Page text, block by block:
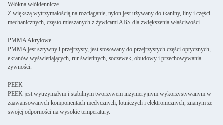
Włókna włókiennicze
Z większą wytrzymałością na rozciąganie, nylon jest używany do tkaniny, liny i części
mechanicznych, często mieszanych z żywicami ABS dla zwiększenia właściwości.
PMMA Akrylowe
PMMA jest sztywny i przejrzysty, jest stosowany do przejrzystych części optycznych,
ekranów wyświetlających, rur świetlnych, soczewek, obudowy i przechowywania
żywności.
PEEK
PEEK jest wytrzymałym i stabilnym tworzywem inżynieryjnym wykorzystywanym w
zaawansowanych komponentach medycznych, lotniczych i elektronicznych, znanym ze
swojej odporności na wysokie temperatury.